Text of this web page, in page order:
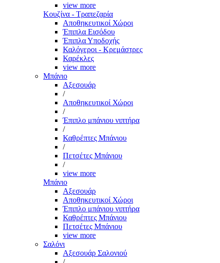
view more
Κουζίνα - Τραπεζαρία
Αποθηκευτικοί Χώροι
Έπιπλα Εισόδου
Έπιπλα Υποδοχής
Καλόγεροι - Κρεμάστρες
Καρέκλες
view more
Μπάνιο
Αξεσουάρ
/
Αποθηκευτικοί Χώροι
/
Έπιπλο μπάνιου νιπτήρα
/
Καθρέπτες Μπάνιου
/
Πετσέτες Μπάνιου
/
view more
Μπάνιο
Αξεσουάρ
Αποθηκευτικοί Χώροι
Έπιπλο μπάνιου νιπτήρα
Καθρέπτες Μπάνιου
Πετσέτες Μπάνιου
view more
Σαλόνι
Αξεσουάρ Σαλονιού